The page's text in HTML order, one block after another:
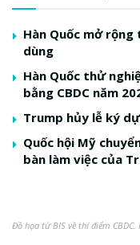
Hàn Quốc mở
dùng
Hàn Quốc thử
bằng CBDC năm
Trump hủy lễ ký
Quốc hội Mỹ
bàn làm việc của
Đồ họa từ BIS về thí điểm CBDC.